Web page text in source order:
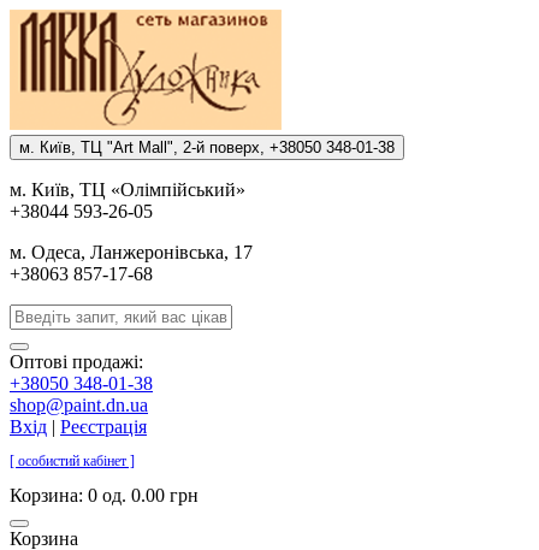
м. Киïв, ТЦ "Art Mall", 2-й поверх, +38050 348-01-38
м. Киïв, ТЦ «Олiмпiйський»
+38044 593-26-05
м. Одеса, Ланжеронiвська, 17
+38063 857-17-68
Оптові продажі:
+38050 348-01-38
shop@paint.dn.ua
Вхід | Реєстрація
[ особистий кабінет ]
Корзина: 0 од. 0.00 грн
Корзина